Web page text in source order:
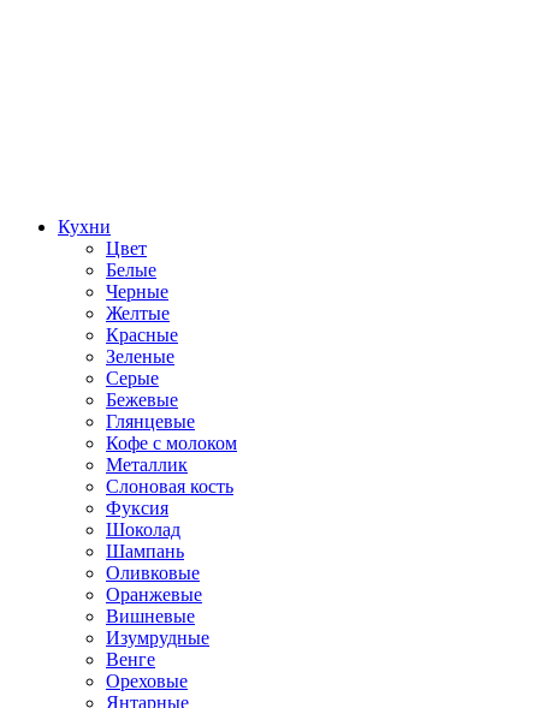
Кухни
Цвет
Белые
Черные
Желтые
Красные
Зеленые
Серые
Бежевые
Глянцевые
Кофе с молоком
Металлик
Слоновая кость
Фуксия
Шоколад
Шампань
Оливковые
Оранжевые
Вишневые
Изумрудные
Венге
Ореховые
Янтарные